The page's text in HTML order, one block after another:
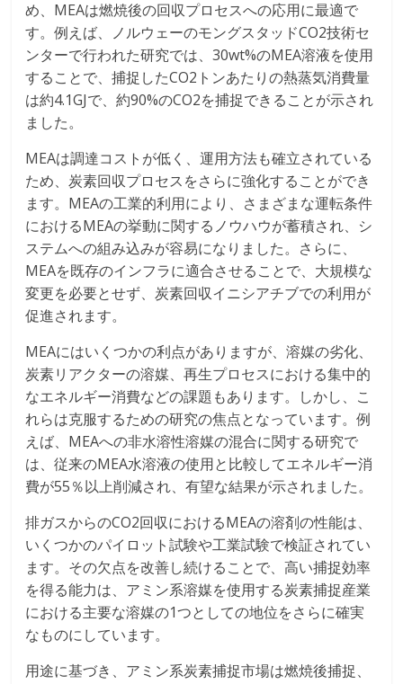
め、MEAは燃焼後の回収プロセスへの応用に最適で
す。例えば、ノルウェーのモングスタッドCO2技術セ
ンターで行われた研究では、30wt%のMEA溶液を使用
することで、捕捉したCO2トンあたりの熱蒸気消費量
は約4.1GJで、約90%のCO2を捕捉できることが示され
ました。
MEAは調達コストが低く、運用方法も確立されている
ため、炭素回収プロセスをさらに強化することができ
ます。MEAの工業的利用により、さまざまな運転条件
におけるMEAの挙動に関するノウハウが蓄積され、シ
ステムへの組み込みが容易になりました。さらに、
MEAを既存のインフラに適合させることで、大規模な
変更を必要とせず、炭素回収イニシアチブでの利用が
促進されます。
MEAにはいくつかの利点がありますが、溶媒の劣化、
炭素リアクターの溶媒、再生プロセスにおける集中的
なエネルギー消費などの課題もあります。しかし、こ
れらは克服するための研究の焦点となっています。例
えば、MEAへの非水溶性溶媒の混合に関する研究で
は、従来のMEA水溶液の使用と比較してエネルギー消
費が55％以上削減され、有望な結果が示されました。
排ガスからのCO2回収におけるMEAの溶剤の性能は、
いくつかのパイロット試験や工業試験で検証されてい
ます。その欠点を改善し続けることで、高い捕捉効率
を得る能力は、アミン系溶媒を使用する炭素捕捉産業
における主要な溶媒の1つとしての地位をさらに確実
なものにしています。
用途に基づき、アミン系炭素捕捉市場は燃焼後捕捉、